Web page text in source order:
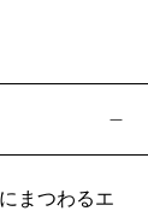
まつわるエ